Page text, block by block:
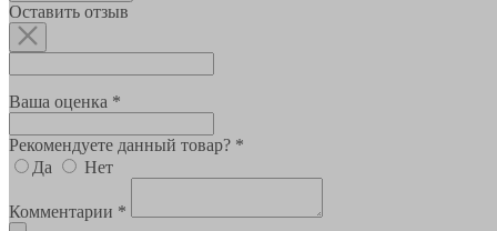
Оставить отзыв
Ваша оценка *
Рекомендуете данный товар? *
Да
Нет
Комментарии *